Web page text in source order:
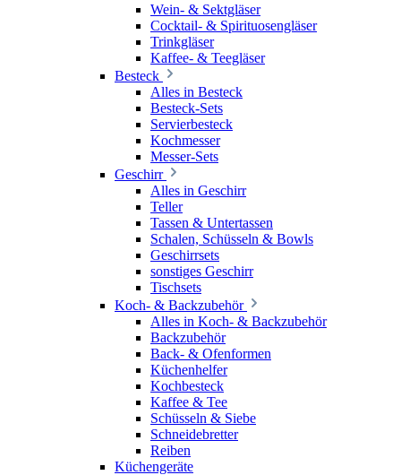
Wein- & Sektgläser
Cocktail- & Spirituosengläser
Trinkgläser
Kaffee- & Teegläser
Besteck
Alles in Besteck
Besteck-Sets
Servierbesteck
Kochmesser
Messer-Sets
Geschirr
Alles in Geschirr
Teller
Tassen & Untertassen
Schalen, Schüsseln & Bowls
Geschirrsets
sonstiges Geschirr
Tischsets
Koch- & Backzubehör
Alles in Koch- & Backzubehör
Backzubehör
Back- & Ofenformen
Küchenhelfer
Kochbesteck
Kaffee & Tee
Schüsseln & Siebe
Schneidebretter
Reiben
Küchengeräte